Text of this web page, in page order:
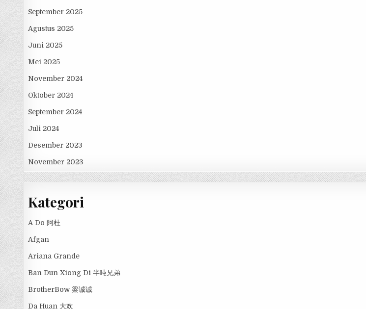
September 2025
Agustus 2025
Juni 2025
Mei 2025
November 2024
Oktober 2024
September 2024
Juli 2024
Desember 2023
November 2023
Kategori
A Do 阿杜
Afgan
Ariana Grande
Ban Dun Xiong Di 半吨兄弟
BrotherBow 梁诚诚
Da Huan 大欢